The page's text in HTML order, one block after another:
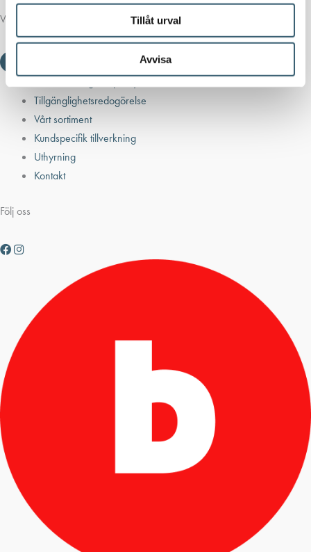
Tillåt urval
Avvisa
Viktiga länkar
Villkor & integritetspolicy
Tillgänglighetsredogörelse
Vårt sortiment
Kundspecifik tillverkning
Uthyrning
Kontakt
Följ oss